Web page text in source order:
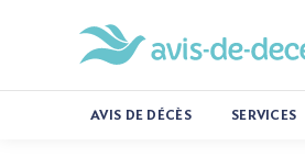
AVIS DE DÉCÈS SERVICES